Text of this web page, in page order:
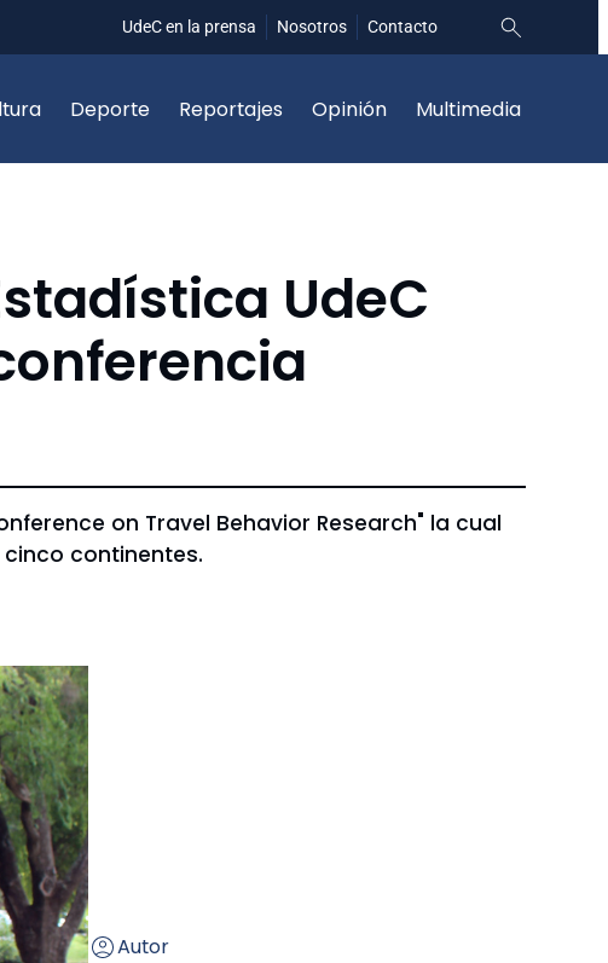
UdeC en la prensa Nosotros Contacto
Deporte Reportajes Opinión Multimedia
UdeC
on Travel Behavior Research" la cual
continentes.
Autor